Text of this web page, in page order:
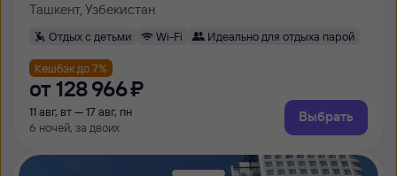
Ташкент, Узбекистан
Отдых с детьми Wi-Fi Идеально для отдыха парой
Кешбэк до 7%
от 128 ⁠966 ⁠₽
11 авг, вт — 17 авг, пн
6 ночей, за двоих
Выбрать